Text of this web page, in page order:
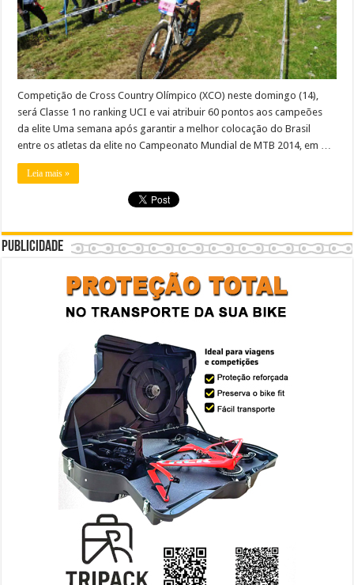
Competição de Cross Country Olímpico (XCO) neste domingo (14),
será Classe 1 no ranking UCI e vai atribuir 60 pontos aos campeões
da elite Uma semana após garantir a melhor colocação do Brasil
entre os atletas da elite no Campeonato Mundial de MTB 2014, em …
Leia mais »
Publicidade